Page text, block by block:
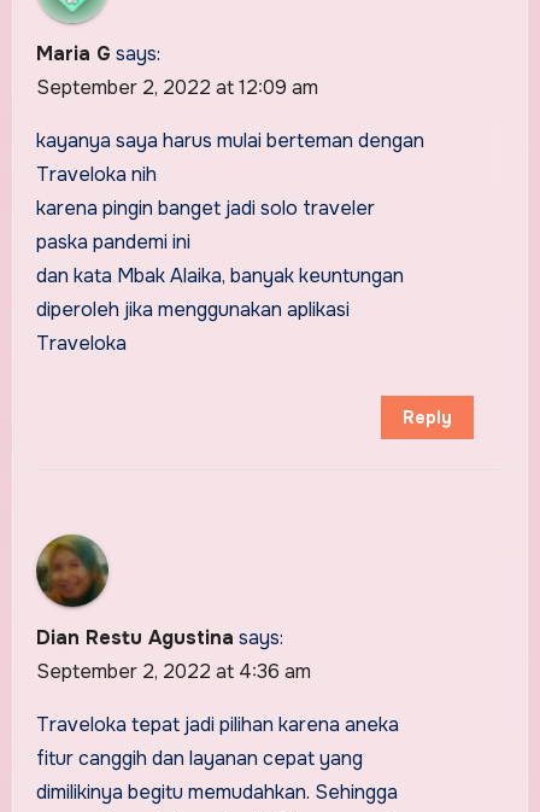
Maria G says:
September 2, 2022 at 12:09 am
kayanya saya harus mulai berteman dengan
Traveloka nih
karena pingin banget jadi solo traveler
paska pandemi ini
dan kata Mbak Alaika, banyak keuntungan
diperoleh jika menggunakan aplikasi
Traveloka
Reply
Dian Restu Agustina says:
September 2, 2022 at 4:36 am
Traveloka tepat jadi pilihan karena aneka
fitur canggih dan layanan cepat yang
dimilikinya begitu memudahkan. Sehingga